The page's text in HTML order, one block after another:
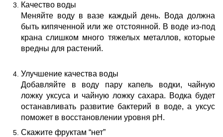
Качество воды
Меняйте воду в вазе каждый день. Вода должна
быть кипяченной или же отстоянной. В воде из-под
крана слишком много тяжелых металлов, которые
вредны для растений.
Улучшение качества воды
Добавляйте в воду пару капель водки, чайную
ложку уксуса и чайную ложку сахара. Водка будет
останавливать развитие бактерий в воде, а уксус
поможет в восстановлении уровня pH.
Скажите фруктам “нет”